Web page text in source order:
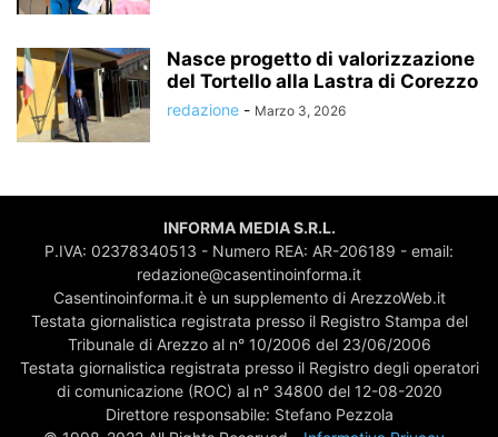
Nasce progetto di valorizzazione
del Tortello alla Lastra di Corezzo
redazione - Marzo 3, 2026
INFORMA MEDIA S.R.L.
P.IVA: 02378340513 - Numero REA: AR-206189 - email:
redazione@casentinoinforma.it
Casentinoinforma.it è un supplemento di ArezzoWeb.it
Testata giornalistica registrata presso il Registro Stampa del
Tribunale di Arezzo al n° 10/2006 del 23/06/2006
Testata giornalistica registrata presso il Registro degli operatori
di comunicazione (ROC) al n° 34800 del 12-08-2020
Direttore responsabile: Stefano Pezzola